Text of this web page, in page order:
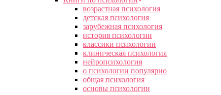
возрастная психология
детская психология
зарубежная психология
история психологии
классики психологии
клиническая психология
нейропсихология
о психологии популярно
общая психология
основы психологии